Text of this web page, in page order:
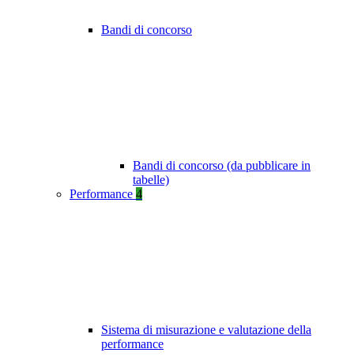
Bandi di concorso
Bandi di concorso (da pubblicare in
tabelle)
Performance 4
Sistema di misurazione e valutazione della
performance